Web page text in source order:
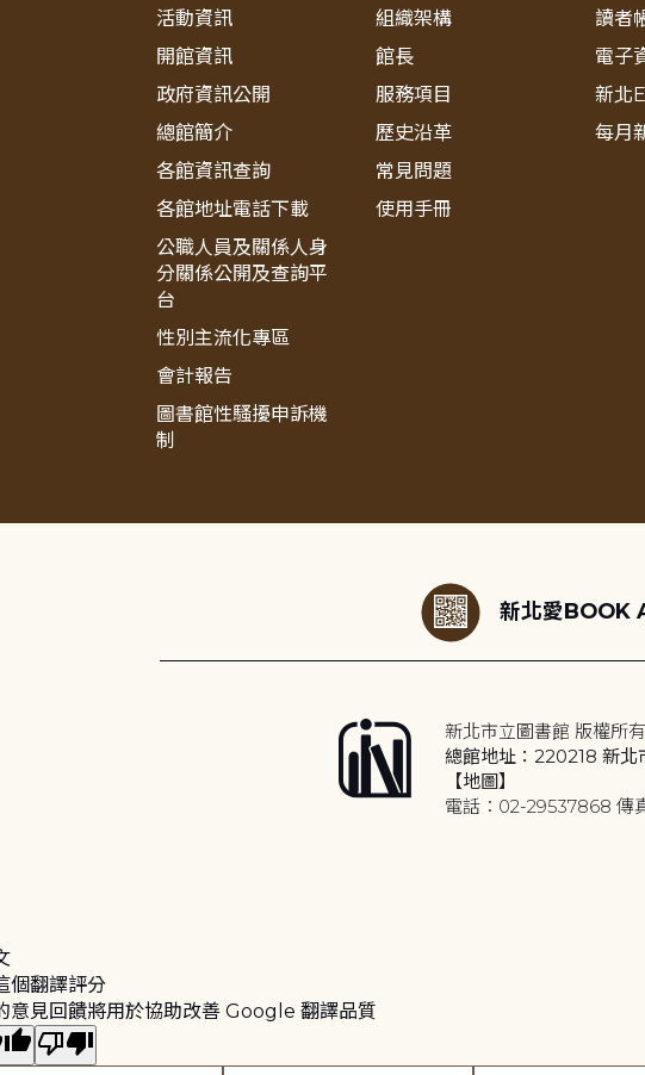
活動資訊
開館資訊
政府資訊公開
總館簡介
各館資訊查詢
各館地址電話下載
公職人員及關係人身
分關係公開及查詢平
台
性別主流化專區
會計報告
圖書館性騷擾申訴機
制
組織架構
館長
服務項目
歷史沿革
常見問題
使用手冊
讀者
電子
新北
每月
新北愛BOOK
新北市立圖書館 版權所有
總館地址：220218 新北
【地圖】
電話：02-29537868 傳
個翻譯評分
意見回饋將用於協助改善 Google 翻譯品質